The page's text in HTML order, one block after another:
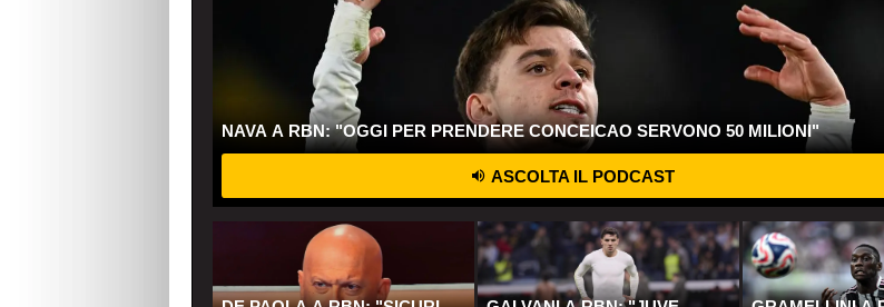
NAVA A RBN: "OGGI PER PRENDERE CONCEICAO SERVONO 50 MILIONI"
ASCOLTA IL PODCAST